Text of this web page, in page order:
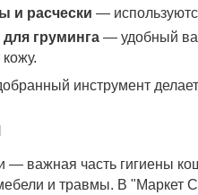
и расчески —
груминга — удобный
инструмент
— важная часть гигиены
и травмы. В "Маркет